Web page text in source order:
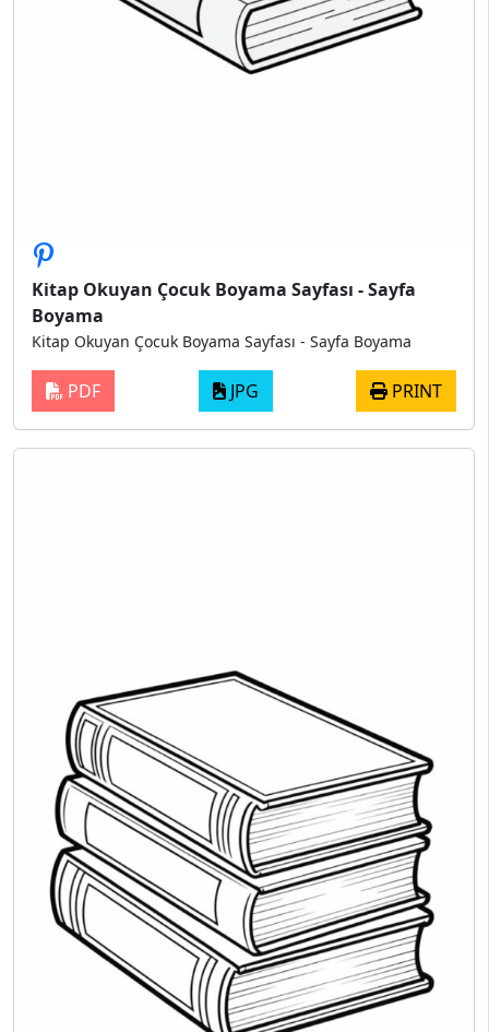
Kitap Okuyan Çocuk Boyama Sayfası - Sayfa
Boyama
Kitap Okuyan Çocuk Boyama Sayfası - Sayfa Boyama
PDF JPG PRINT